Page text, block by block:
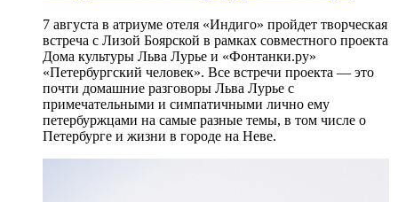
7 августа в атриуме отеля «Индиго» пройдет творческая
встреча с Лизой Боярской в рамках совместного проекта
Дома культуры Льва Лурье и «Фонтанки.ру»
«Петербургский человек». Все встречи проекта — это
почти домашние разговоры Льва Лурье с
примечательными и симпатичными лично ему
петербуржцами на самые разные темы, в том числе о
Петербурге и жизни в городе на Неве.